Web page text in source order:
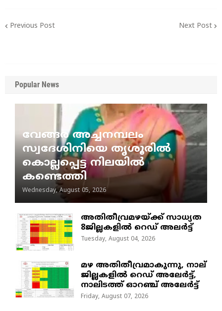
Previous Post Next Post
Popular News
വേങ്ങര അച്ചനമ്പലം
സ്വദേശിനിയെ തൃശൂരിൽ
കൊല്ലപ്പെട്ട നിലയിൽ
കണ്ടെത്തി
Wednesday, August 05, 2026
അതിതീവ്രമഴയ്ക്ക് സാധ്യത
8ജില്ലകളിൽ റെഡ് അലർട്ട്
Tuesday, August 04, 2026
മഴ അതിതീവ്രമാകുന്നു, നാല്
ജില്ലകളില്‍ റെഡ് അലേര്‍ട്ട്‌,
നാലിടത്ത് ഓറഞ്ച് അലേർട്ട്
Friday, August 07, 2026